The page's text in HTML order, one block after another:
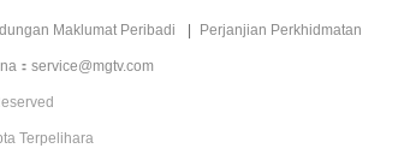
Maklumat Peribadi Perjanjian Perkhidmatan
：service@mgtv.com
Terpelihara